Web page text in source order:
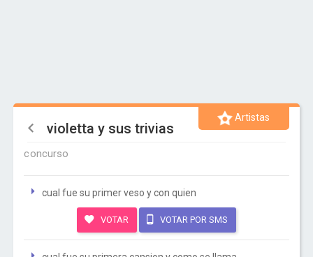
Artistas
violetta y sus trivias
concurso
cual fue su primer veso y con quien
VOTAR VOTAR POR SMS